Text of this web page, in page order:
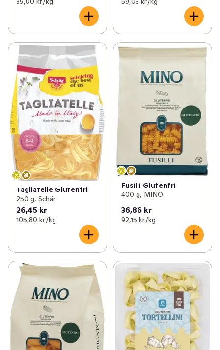
Tagliatelle Glutenfri
250 g, Schär
26,45 kr
105,80 kr /kg
Fusilli Glutenfri
400 g, MINO
36,86 kr
92,15 kr /kg